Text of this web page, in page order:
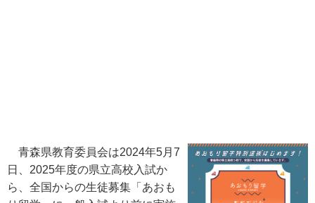
青森県教育委員会は2024年5月7
日、2025年度の県立高校入試か
ら、全国からの生徒募集「あおも